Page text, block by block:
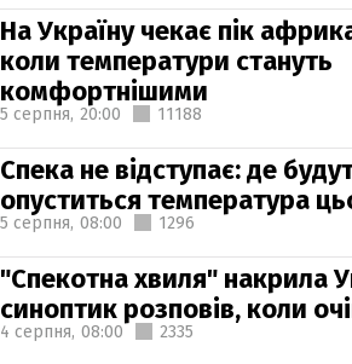
На Україну чекає пік
коли температури стануть
комфортнішими
5 серпня, 20:00 11188
Спека не відступає: де
опуститься температура
5 серпня, 08:00 1296
"Спекотна хвиля" накрила
синоптик розповів, коли
4 серпня, 08:00 2335